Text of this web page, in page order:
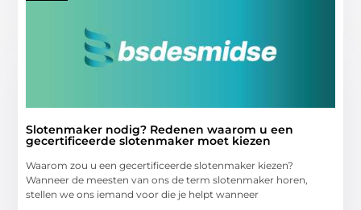
Slotenmaker nodig? Redenen waarom u een
gecertificeerde slotenmaker moet kiezen
Waarom zou u een gecertificeerde slotenmaker kiezen?
Wanneer de meesten van ons de term slotenmaker horen,
stellen we ons iemand voor die je helpt wanneer